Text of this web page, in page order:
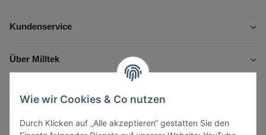
Wie wir Cookies & Co nutzen
Durch Klicken auf „Alle akzeptieren“ gestatten Sie den
Kundenservice
Über Milltek
Gesetzliche Informationen